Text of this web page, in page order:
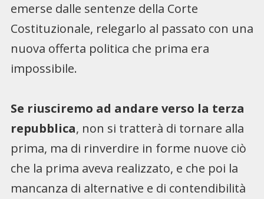
emerse dalle sentenze della Corte
Costituzionale, relegarlo al passato con una
nuova offerta politica che prima era
impossibile.
Se riusciremo ad andare verso la terza
repubblica, non si tratterà di tornare alla
prima, ma di rinverdire in forme nuove ciò
che la prima aveva realizzato, e che poi la
mancanza di alternative e di contendibilità